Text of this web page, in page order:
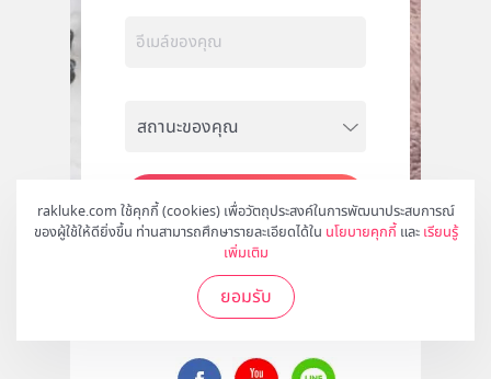
rakluke.com ใช้คุกกี้ (cookies) เพื่อวัตถุประสงค์ในการพัฒนาประสบการณ์
ของผู้ใช้ให้ดียิ่งขึ้น ท่านสามารถศึกษารายละเอียดได้ใน นโยบายคุกกี้ และ เรียนรู้
เพิ่มเติม
ยอมรับ
สมัคร
ติดตามเราได้ที่